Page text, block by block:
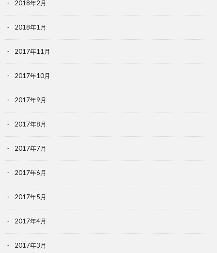
2018年2月
2018年1月
2017年11月
2017年10月
2017年9月
2017年8月
2017年7月
2017年6月
2017年5月
2017年4月
2017年3月